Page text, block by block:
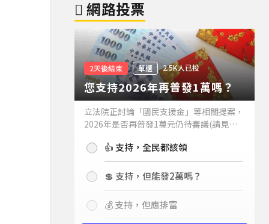
網路投票
2天後結束 單選 2.5K人已投
您支持2026年再普發1萬嗎？
立法院正討論「國民支援金」等相關提案，
2026年是否再普發1萬元仍待審議(請見下
持嗎？👍 支持，全民都該領
💲 支持，但能發2萬嗎？
💰 支持，但應排富